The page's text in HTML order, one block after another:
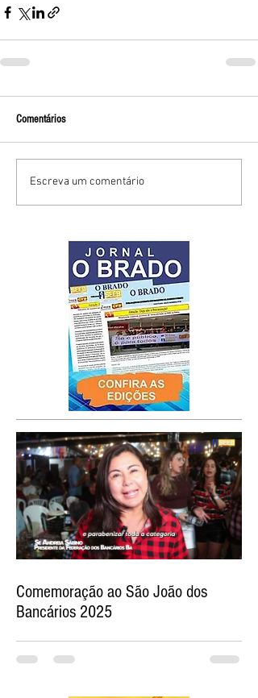
Comentários
Escreva um comentário
Comemoração ao São João dos
Bancários 2025